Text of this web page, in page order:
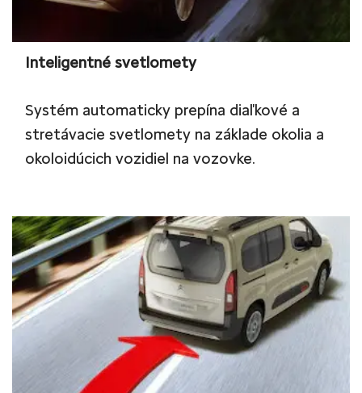
Inteligentné svetlomety
Systém automaticky prepína diaľkové a
stretávacie svetlomety na základe okolia a
okoloidúcich vozidiel na vozovke.